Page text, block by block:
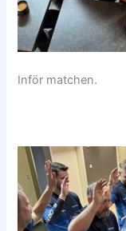
Inför matchen.